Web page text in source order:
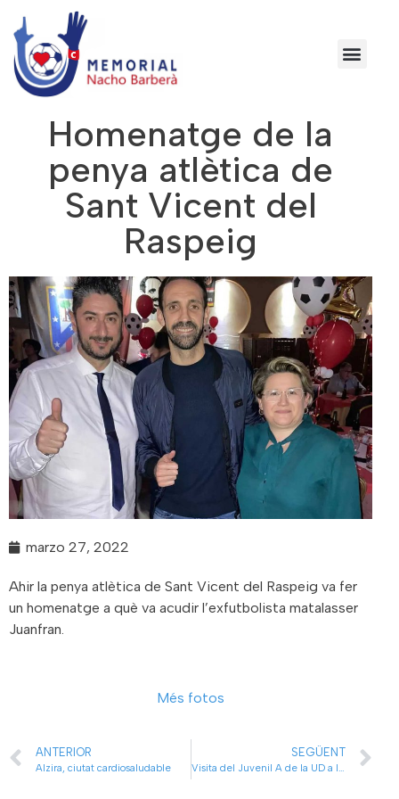
Homenatge de la
penya atlètica de
Sant Vicent del
Raspeig
marzo 27, 2022
Ahir la penya atlètica de Sant Vicent del Raspeig va fer
un homenatge a què va acudir l’exfutbolista matalasser
Juanfran.
Més fotos
ANTERIOR
Alzira, ciutat cardiosaludable
SEGÜENT
Visita del Juvenil A de la UD a l’Institut d’Investigació de la Fe